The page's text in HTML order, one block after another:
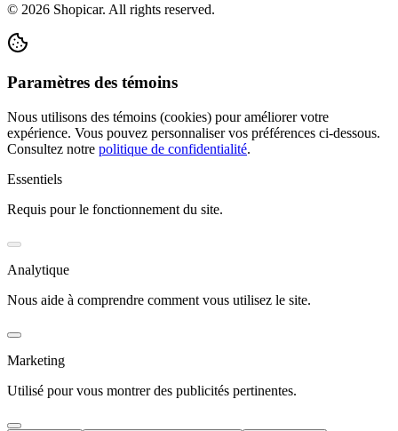
© 2026 Shopicar. All rights reserved.
Paramètres des témoins
Nous utilisons des témoins (cookies) pour améliorer votre
expérience. Vous pouvez personnaliser vos préférences ci-dessous.
Consultez notre politique de confidentialité.
Essentiels
Requis pour le fonctionnement du site.
Analytique
Nous aide à comprendre comment vous utilisez le site.
Marketing
Utilisé pour vous montrer des publicités pertinentes.